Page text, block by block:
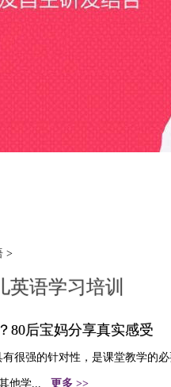
>
英语学习培训
80后宝妈分享真实感受
很强的针对性，是课堂教学的
他学... 更多 >>